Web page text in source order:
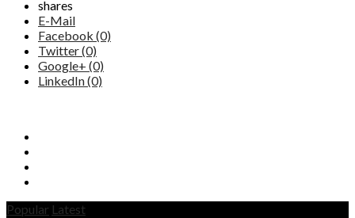
shares
E-Mail
Facebook (0)
Twitter (0)
Google+ (0)
LinkedIn (0)
Popular Latest